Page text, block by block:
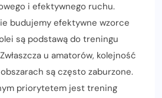
i efektywnego ruchu.
budujemy efektywne wzorce
są podstawą do treningu
u amatorów, kolejność
są często zaburzone.
priorytetem jest trening